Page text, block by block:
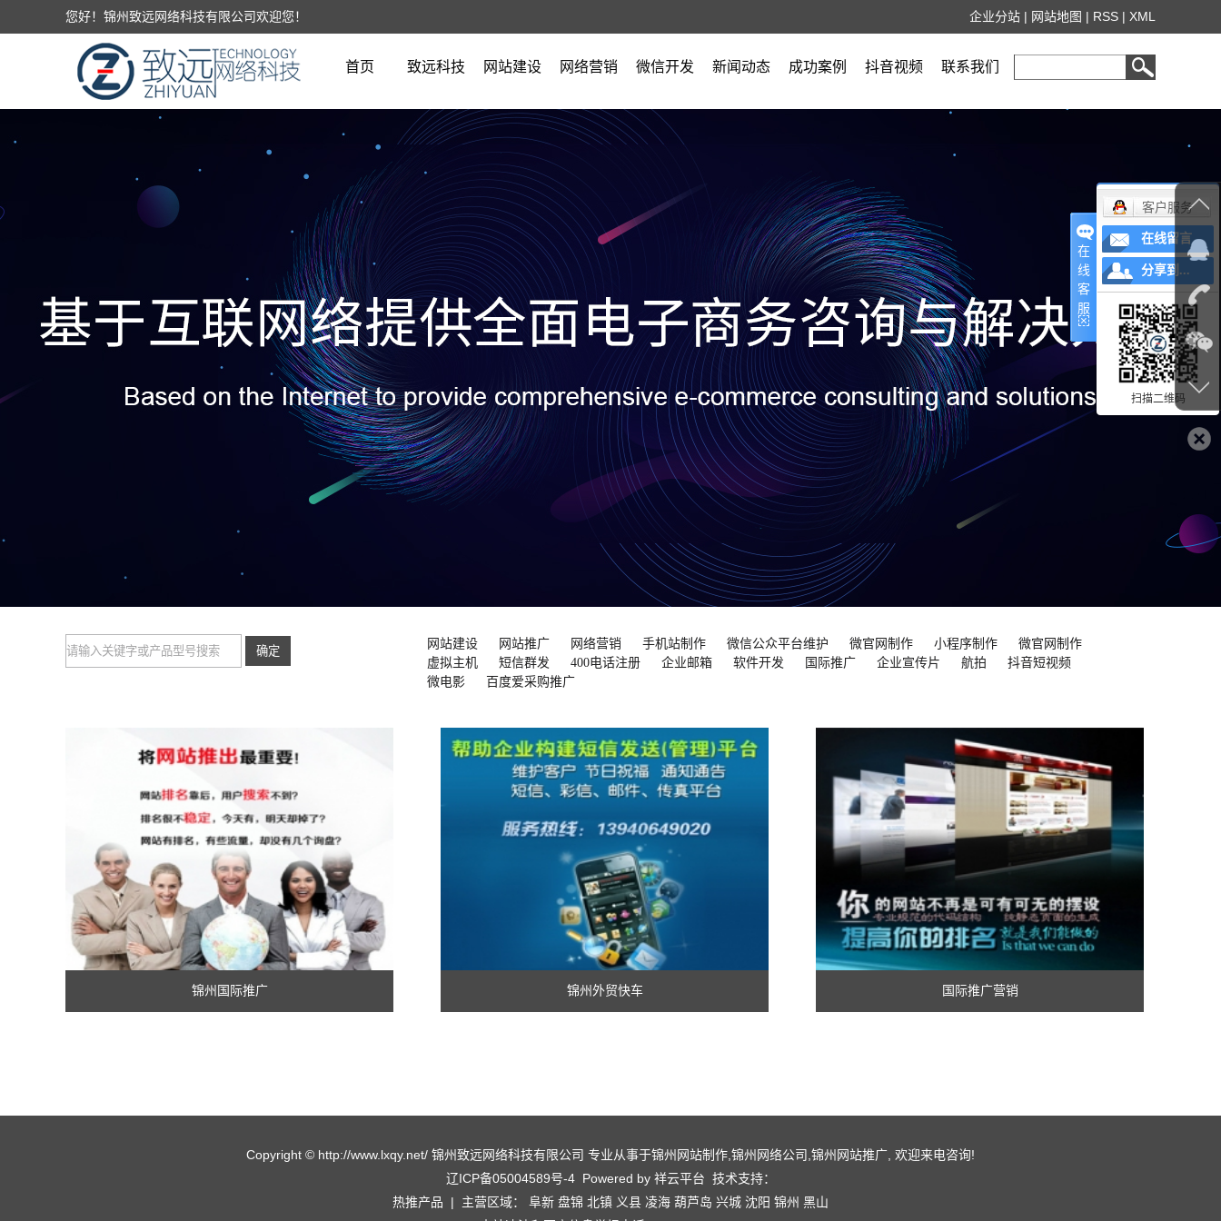
您好！锦州致远网络科技有限公司欢迎您！ 企业分站 | 网站地图 | RSS | XML
首页 致远科技
公司简介
营业执照
网站建设 网络营销 微信开发 新闻动态
公司新闻
成功案例 抖音视频 联系我们
网站建设 网站推广 网络营销 手机站制作 微信公众平台维护 微官网制作 小程序制作
微官网制作
虚拟主机
短信群发 400电话注册 企业邮箱 软件开发 国际推广 企业宣传片 航拍
抖音短视频
微电影
百度爱采购推广
锦州国际推广 锦州外贸快车 国际推广营销
Copyright © http://www.lxqy.net/ 锦州致远网络科技有限公司 专业从事于锦州网站制作 锦州网络公司 锦州网站推广 , 欢迎来电咨询!
辽ICP备05004589号-4Powered by 祥云平台 技术支持：
热推产品 | 主营区域： 阜新 盘锦 北镇 义县 凌海 葫芦岛 兴城 沈阳 锦州 黑山
在
线
客
服
客户服务
在线留言
分享到...
扫描二维码